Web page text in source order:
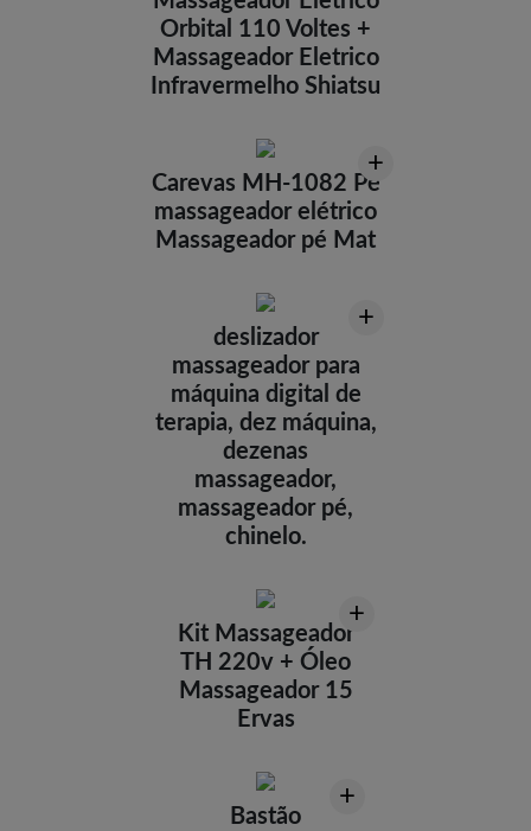
Orbital 110 Voltes +
Massageador Eletrico
Infravermelho Shiatsu
+
Carevas MH-1082 Pé
massageador elétrico
Massageador pé Mat
+
deslizador
massageador para
máquina digital de
terapia, dez máquina,
dezenas
massageador,
massageador pé,
chinelo.
+
Kit Massageador
TH 220v + Óleo
Massageador 15
Ervas
+
Bastão